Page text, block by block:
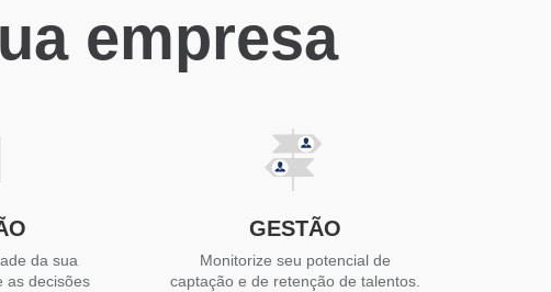
empresa
da sua
as decisões
GESTÃO
Monitorize seu potencial de
captação e de retenção de talentos.